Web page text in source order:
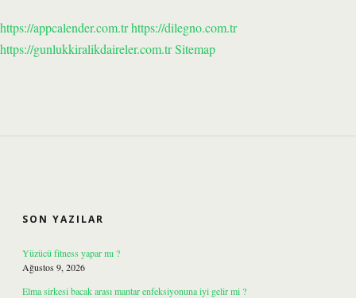
https://appcalender.com.trhttps://dilegno.com.tr
https://gunlukkiralikdaireler.com.trSitemap
SON YAZILAR
Yüzücü fitness yapar mı ?
Ağustos 9, 2026
Elma sirkesi bacak arası mantar enfeksiyonuna iyi gelir mi ?